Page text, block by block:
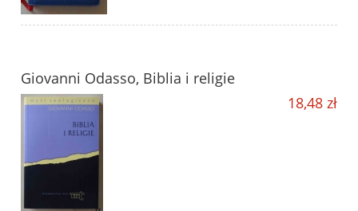
Giovanni Odasso, Biblia i religie
18,48 zł